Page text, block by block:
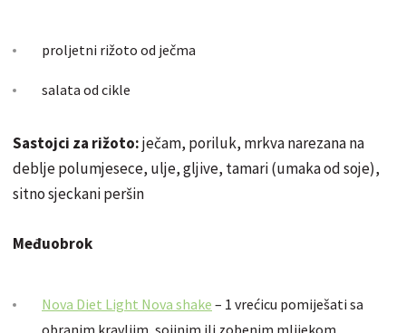
proljetni rižoto od ječma
salata od cikle
Sastojci za rižoto:ječam, poriluk, mrkva narezana na
deblje polumjesece, ulje, gljive, tamari (umaka od soje),
sitno sjeckani peršin
Međuobrok
Nova Diet Light Nova shake – 1 vrećicu pomiješati sa
obranim kravljim, sojinim ili zobenim mlijekom